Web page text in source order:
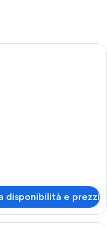
d'hotel con un letto
disponibilità e prezzi